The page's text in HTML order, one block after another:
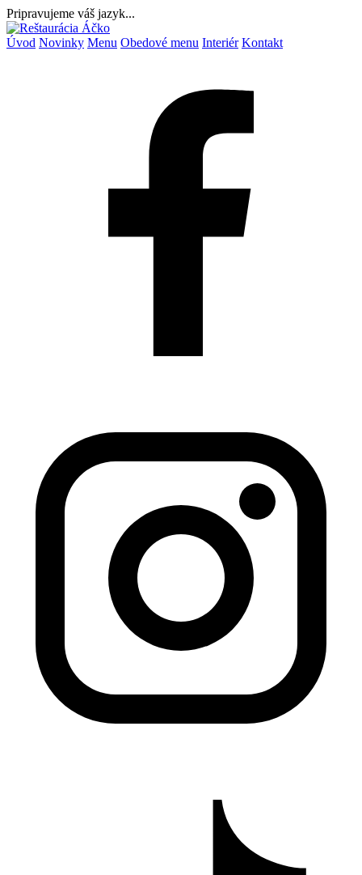
Pripravujeme váš jazyk...
Úvod Novinky Menu Obedové menu Interiér Kontakt